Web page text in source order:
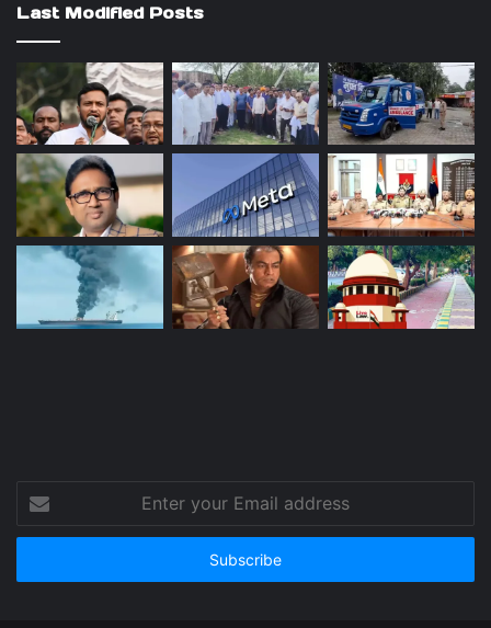
Last Modified Posts
your
Email